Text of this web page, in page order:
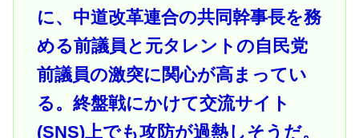
に、中道改革連合の共同幹事長を務
める前議員と元タレントの自民党
前議員の激突に関心が高まってい
る。終盤戦にかけて交流サイト
(SNS)上でも攻防が過熱しそうだ。